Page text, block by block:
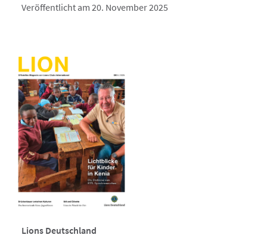
Veröffentlicht am 20. November 2025
Lions Deutschland